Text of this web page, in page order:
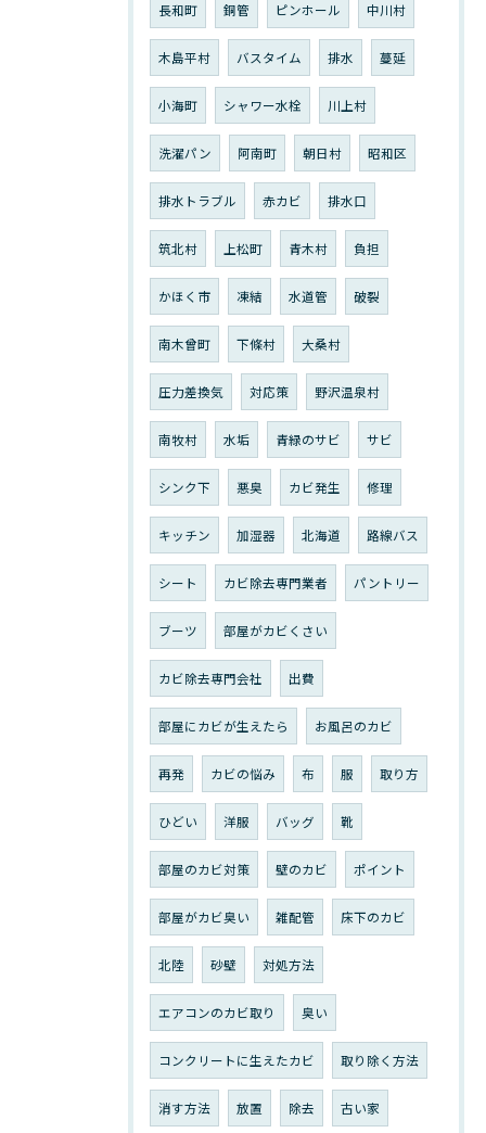
長和町 銅管 ピンホール 中川村
木島平村 バスタイム 排水 蔓延
小海町 シャワー水栓 川上村
洗濯パン 阿南町 朝日村 昭和区
排水トラブル 赤カビ 排水口
筑北村 上松町 青木村 負担
かほく市 凍結 水道管 破裂
南木曾町 下條村 大桑村
圧力差換気 対応策 野沢温泉村
南牧村 水垢 青緑のサビ サビ
シンク下 悪臭 カビ発生 修理
キッチン 加湿器 北海道 路線バス
シート カビ除去専門業者 パントリー
ブーツ 部屋がカビくさい
カビ除去専門会社 出費
部屋にカビが生えたら お風呂のカビ
再発 カビの悩み 布 服 取り方
ひどい 洋服 バッグ 靴
部屋のカビ対策 壁のカビ ポイント
部屋がカビ臭い 雑配管 床下のカビ
北陸 砂壁 対処方法
エアコンのカビ取り 臭い
コンクリートに生えたカビ 取り除く方法
消す方法 放置 除去 古い家